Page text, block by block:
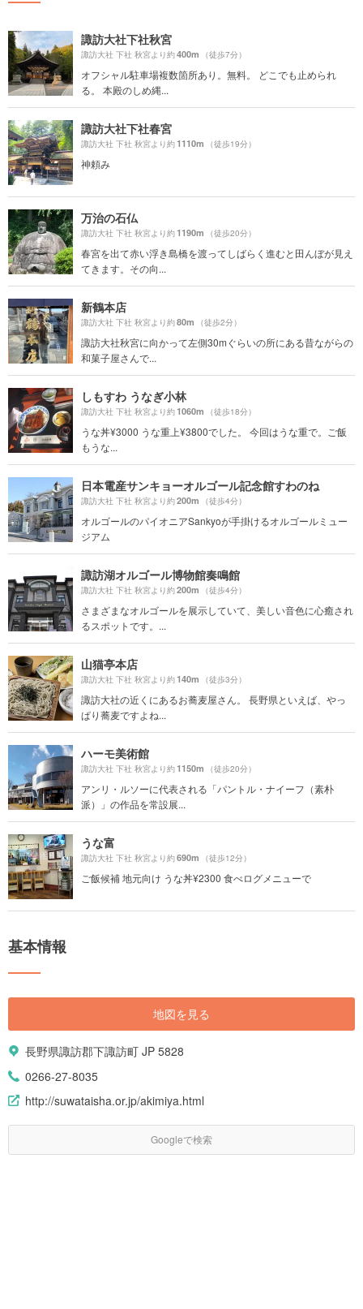
諏訪大社下社秋宮
諏訪大社 下社 秋宮より約400m （徒歩7分）
オフシャル駐車場複数箇所あり。無料。 どこでも止められ
る。 本殿のしめ縄...
諏訪大社下社春宮
諏訪大社 下社 秋宮より約1110m （徒歩19分）
神頼み
万治の石仏
諏訪大社 下社 秋宮より約1190m （徒歩20分）
春宮を出て赤い浮き島橋を渡ってしばらく進むと田んぼが見え
てきます。その向...
新鶴本店
諏訪大社 下社 秋宮より約80m （徒歩2分）
諏訪大社秋宮に向かって左側30mぐらいの所にある昔ながらの
和菓子屋さんで...
しもすわ うなぎ小林
諏訪大社 下社 秋宮より約1060m （徒歩18分）
うな丼¥3000 うな重上¥3800でした。 今回はうな重で。ご飯
もうな...
日本電産サンキョーオルゴール記念館すわのね
諏訪大社 下社 秋宮より約200m （徒歩4分）
オルゴールのパイオニアSankyoが手掛けるオルゴールミュー
ジアム
諏訪湖オルゴール博物館奏鳴館
諏訪大社 下社 秋宮より約200m （徒歩4分）
さまざまなオルゴールを展示していて、美しい音色に心癒され
るスポットです。...
山猫亭本店
諏訪大社 下社 秋宮より約140m （徒歩3分）
諏訪大社の近くにあるお蕎麦屋さん。 長野県といえば、やっ
ぱり蕎麦ですよね...
ハーモ美術館
諏訪大社 下社 秋宮より約1150m （徒歩20分）
アンリ・ルソーに代表される「パントル・ナイーフ（素朴
派）」の作品を常設展...
うな富
諏訪大社 下社 秋宮より約690m （徒歩12分）
ご飯候補 地元向け うな丼¥2300 食べログメニューで
基本情報
地図を見る
長野県諏訪郡下諏訪町 JP 5828
0266-27-8035
http://suwataisha.or.jp/akimiya.html
Googleで検索